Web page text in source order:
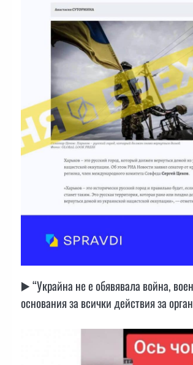
▶️ “Украйна не е обявявала война,
основания за всички действия за